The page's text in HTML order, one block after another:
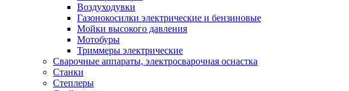
Воздуходувки
Газонокосилки электрические и бензиновые
Мойки высокого давления
Мотобуры
Триммеры электрические
Сварочные аппараты, электросварочная оснастка
Станки
Степлеры